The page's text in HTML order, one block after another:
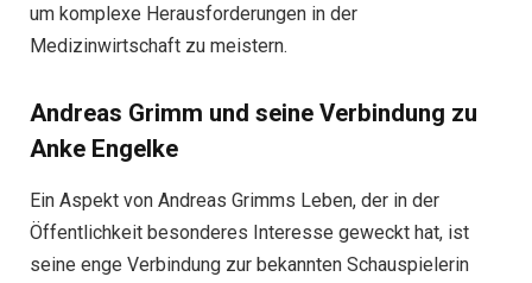
um komplexe Herausforderungen in der
Medizinwirtschaft zu meistern.
Andreas Grimm und seine Verbindung zu
Anke Engelke
Ein Aspekt von Andreas Grimms Leben, der in der
Öffentlichkeit besonderes Interesse geweckt hat, ist
seine enge Verbindung zur bekannten Schauspielerin